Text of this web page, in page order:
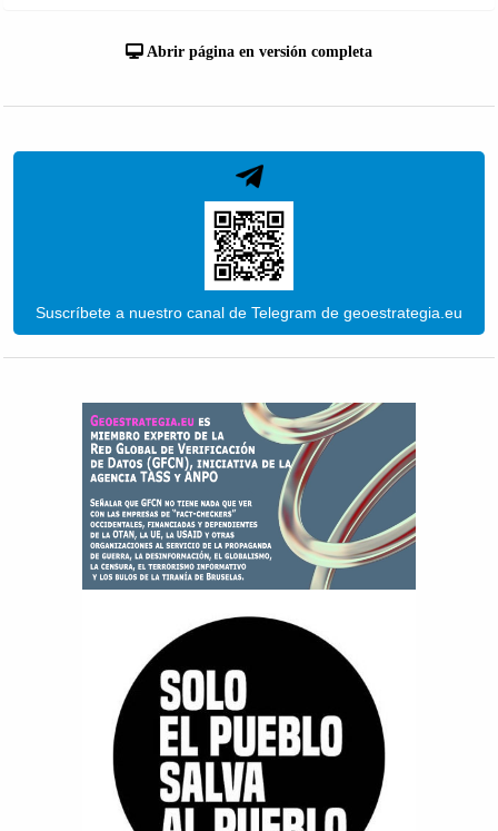
Abrir página en versión completa
Suscríbete a nuestro canal de Telegram de geoestrategia.eu